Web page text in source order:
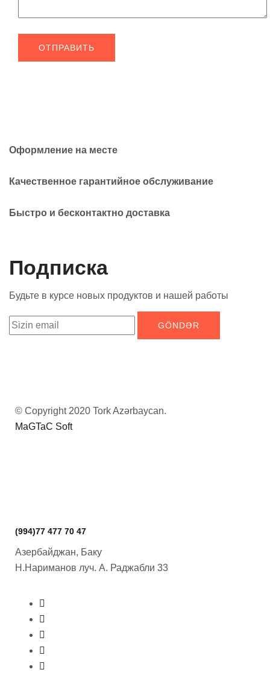
Оформление на месте
Качественное гарантийное обслуживание
Быстро и бесконтактно доставка
Подписка
Будьте в курсе новых продуктов и нашей работы
© Copyright 2020 Tork Azərbaycan.
MaGTaC Soft
(994)77 477 70 47
Азербайджан, Баку
Н.Нариманов луч. А. Раджабли 33